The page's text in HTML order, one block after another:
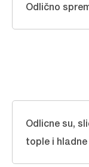
Odlično
Odlicne su,
tople i hladne